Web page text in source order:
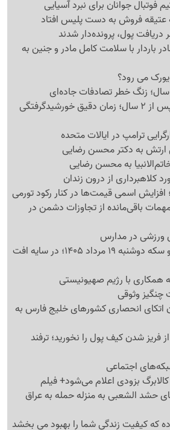
عتیقه فروش به دست پلیس افتاد
باردار با سلامت کامل مادر و جنین به
می رود؟
خورشیدگرفتگی کامل پس از 2 سال؛ زمان دقیق خورشیدگرفتگی
ترامپ در ایالات متحده
ارتش به دکتر محسن رضایی
به محسن رضایی
اسمی قیمت‌ها در کنار رکود تورمی
باقی‌مانده از تجاوزات دشمن در
در مدارس
پیش بینی قیمت طلا و سکه دوشنبه 19 مرداد 1405؛ در سایه افت
همکاری با رژیم صهیونیستی
وثوقی
اتکای انحصاری کشورهای خلیج فارس به
فریز شدن کیف پول را نخورید؛ ترفند
اجتماعی
بزودی اعلام می‌شود+ فیلم
حشد الشعبی به منزله حمله به عراق